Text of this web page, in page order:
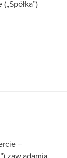
–
zawiadamia,